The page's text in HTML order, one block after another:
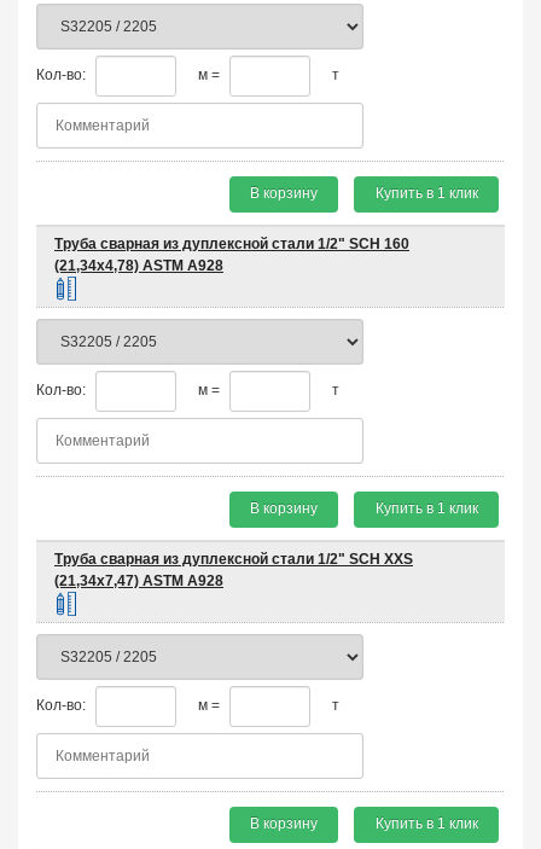
Кол-во: м = т
В корзину Купить в 1 клик
Труба сварная из дуплексной стали 1/2" SCH 160
(21,34х4,78) ASTM A928
Кол-во: м = т
В корзину Купить в 1 клик
Труба сварная из дуплексной стали 1/2" SCH XXS
(21,34х7,47) ASTM A928
Кол-во: м = т
В корзину Купить в 1 клик